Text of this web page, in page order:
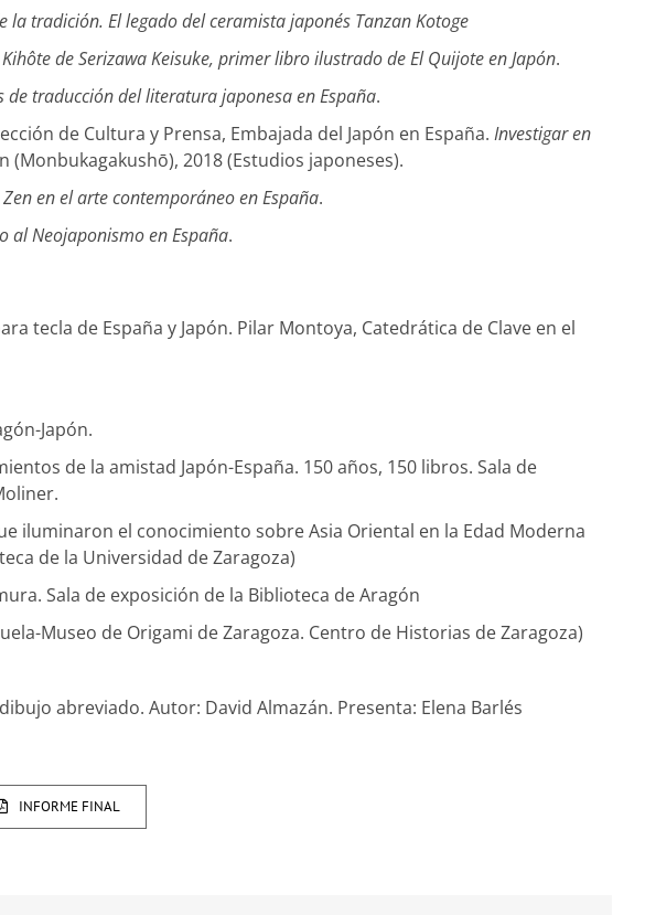
la tradición. El legado del ceramista japonés Tanzan Kotoge
de Serizawa Keisuke, primer libro ilustrado de El Quijote en Japón.
de traducción del literatura japonesa en España.
de Cultura y Prensa, Embajada del Japón en España. Investigar en
(Monbukagakushō), 2018 (Estudios japoneses).
Zen en el arte contemporáneo en España.
al Neojaponismo en España.
tecla de España y Japón. Pilar Montoya, Catedrática de Clave en el
Japón.
de la amistad Japón-España. 150 años, 150 libros. Sala de
iluminaron el conocimiento sobre Asia Oriental en la Edad Moderna
de la Universidad de Zaragoza)
Sala de exposición de la Biblioteca de Aragón
Museo de Origami de Zaragoza. Centro de Historias de Zaragoza)
abreviado. Autor: David Almazán. Presenta: Elena Barlés
INFORME FINAL